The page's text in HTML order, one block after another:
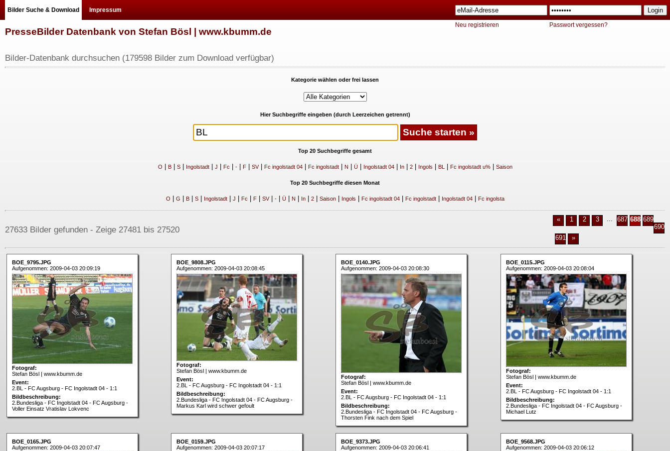
Bilder Suche & Download Impressum
Neu registrieren Passwort vergessen?
PresseBilder Datenbank von Stefan Bösl | www.kbumm.de
Bilder-Datenbank durchsuchen (179598 Bilder zum Download verfügbar)
Kategorie wählen oder frei lassen
Hier Suchbegriffe eingeben (durch Leerzeichen getrennt)
Top 20 Suchbegriffe gesamt
O B| S| Ingolstadt| J Fc -| F| SV| Fc ingolstadt 04| Fc ingolstadt| N Ü Ingolstadt 04| In| 2| Ingols BL | Fc ingolstadt u%| Saison
Top 20 Suchbegriffe diesen Monat
O G B| S| Ingolstadt| J Fc F| SV| -| Ü| N In| 2| Saison| Ingols Fc ingolstadt 04| Fc ingolstadt| Ingolstadt 04| Fc ingolsta
27633 Bilder gefunden - Zeige 27481 bis 27520
« 1 2 3 687 688 689
690
691
»
BOE_9795.JPG
Aufgenommen: 2009-04-03 20:09:19
Fotograf:
Stefan Bösl | www.kbumm.de
Event:
2.BL - FC Augsburg - FC Ingolstadt 04 - 1:1
Bildbeschreibung:
2.Bundesliga - FC Ingolstadt 04 - FC Augsburg -
Voller Einsatz Vratislav Lokvenc
BOE_9808.JPG
Aufgenommen: 2009-04-03 20:08:45
Fotograf:
Stefan Bösl | www.kbumm.de
Event:
2.BL - FC Augsburg - FC Ingolstadt 04 - 1:1
Bildbeschreibung:
2.Bundesliga - FC Ingolstadt 04 - FC Augsburg -
Markus Karl wird schwer gefoult
BOE_0140.JPG
Aufgenommen: 2009-04-03 20:08:30
Fotograf:
Stefan Bösl | www.kbumm.de
Event:
2.BL - FC Augsburg - FC Ingolstadt 04 - 1:1
Bildbeschreibung:
2.Bundesliga - FC Ingolstadt 04 - FC Augsburg -
Thorsten Fink nach dem Spiel
BOE_0115.JPG
Aufgenommen: 2009-04-03 20:08:04
Fotograf:
Stefan Bösl | www.kbumm.de
Event:
2.BL - FC Augsburg - FC Ingolstadt 04 - 1:1
Bildbeschreibung:
2.Bundesliga - FC Ingolstadt 04 - FC Augsburg -
Michael Lutz
BOE_0165.JPG
Aufgenommen: 2009-04-03 20:07:47
BOE_0159.JPG
Aufgenommen: 2009-04-03 20:07:17
BOE_9373.JPG
Aufgenommen: 2009-04-03 20:06:41
BOE_9568.JPG
Aufgenommen: 2009-04-03 20:06:12